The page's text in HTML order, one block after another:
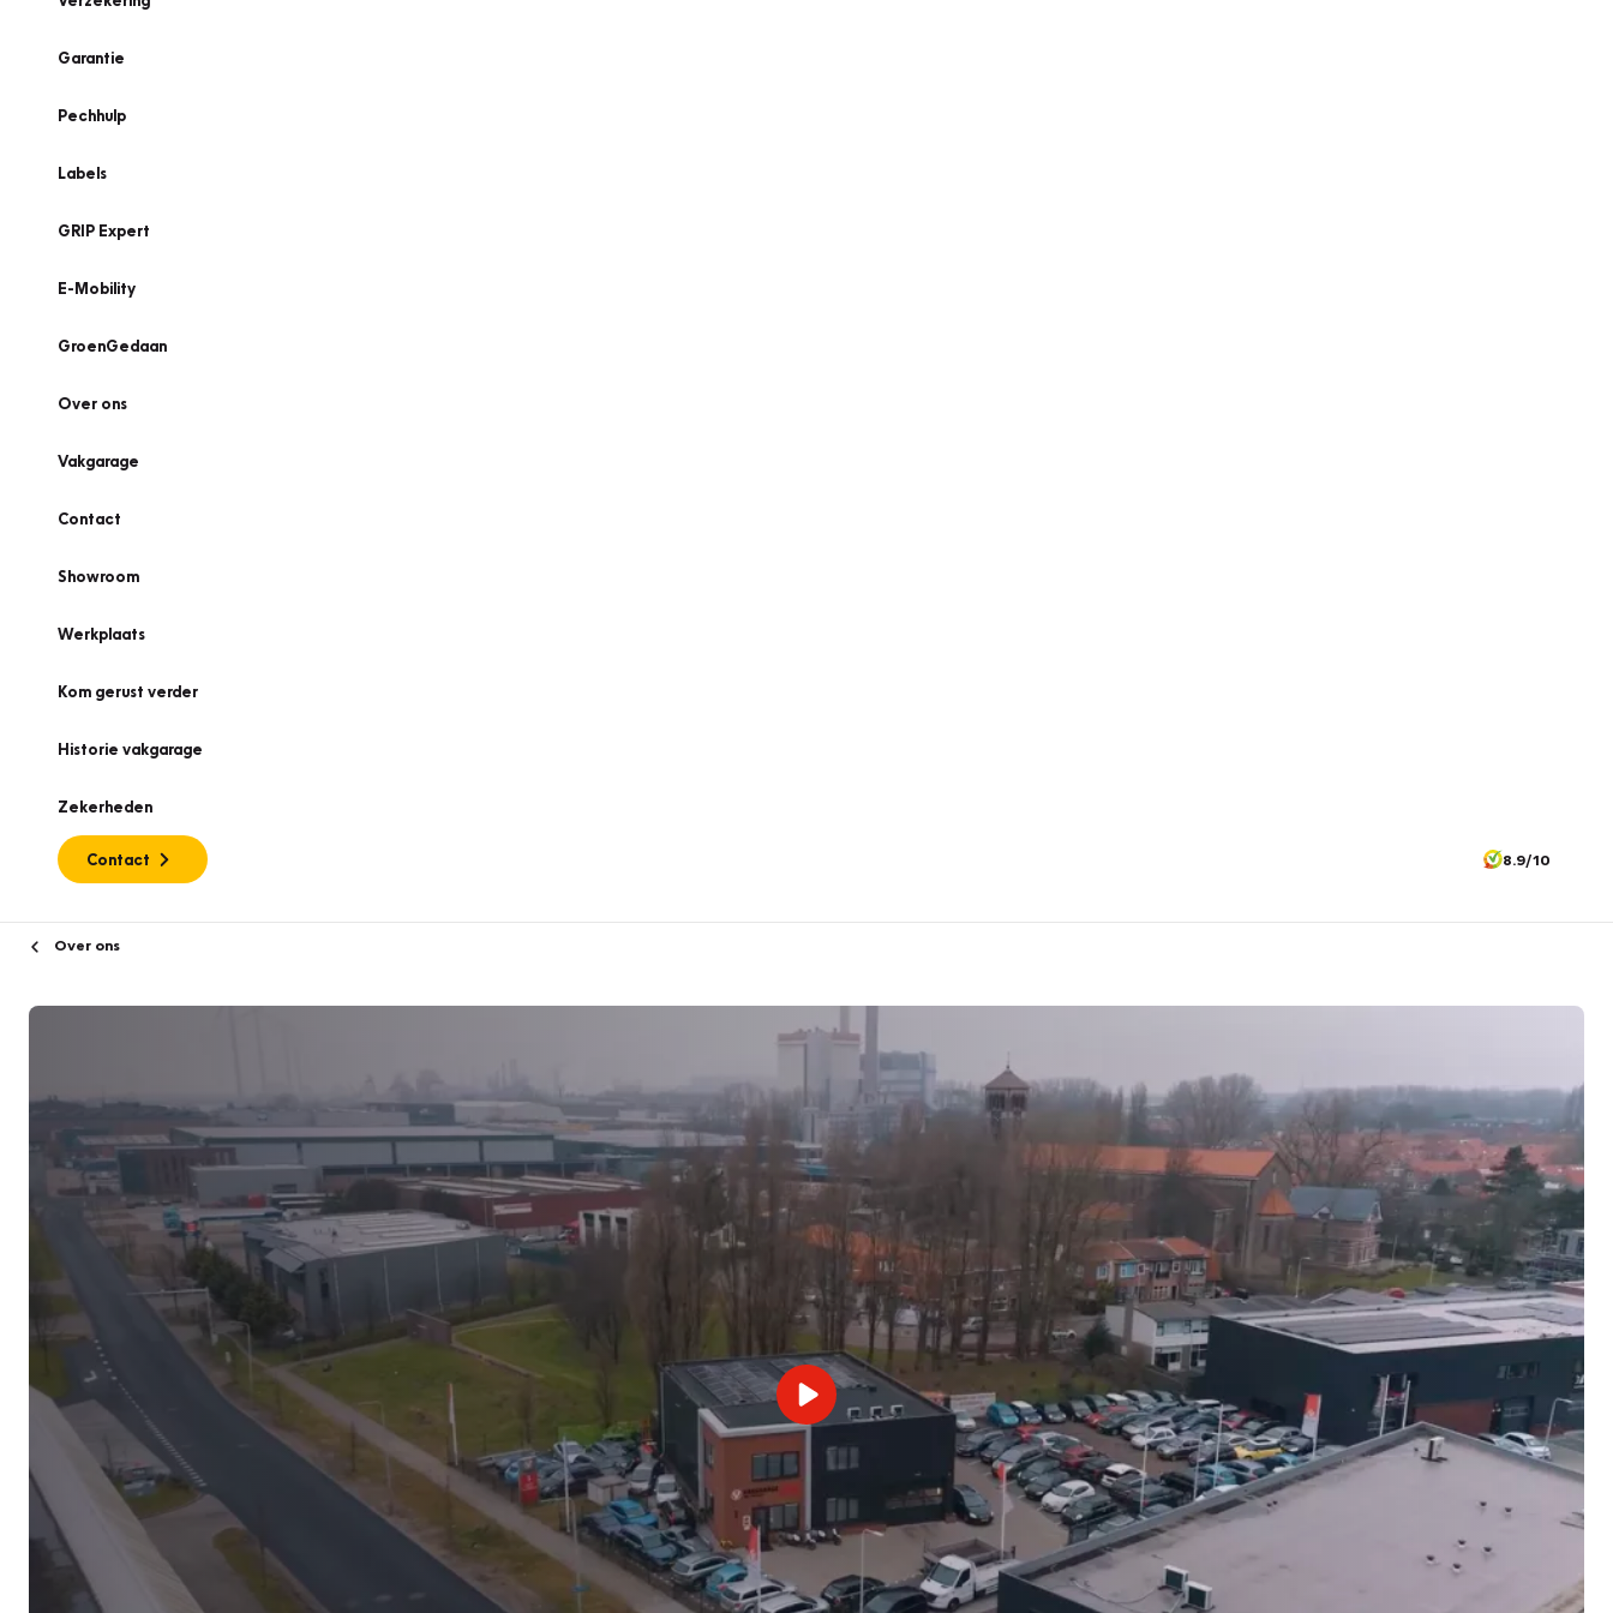
Garantie
Pechhulp
Labels
GRIP Expert
E-Mobility
GroenGedaan
Over ons
Vakgarage
Contact
Showroom
Werkplaats
Kom gerust verder
Historie vakgarage
Zekerheden
Contact 8.9/10
Over ons